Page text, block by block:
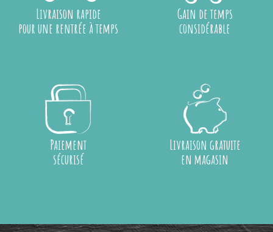
Livraison rapide
pour une rentrée à temps
Gain de temps
considérable
Paiement
sécurisé
Livraison gratuite
en magasin